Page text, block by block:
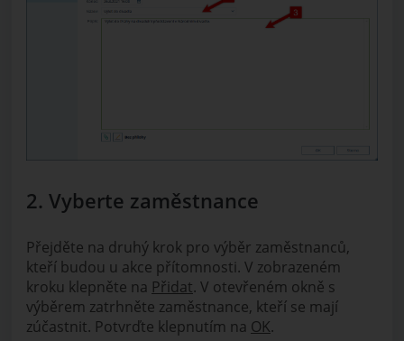
2. Vyberte zaměstnance
Přejděte na druhý krok pro výběr zaměstnanců,
kteří budou u akce přítomnosti. V zobrazeném
kroku klepněte na Přidat. V otevřeném okně s
výběrem zatrhněte zaměstnance, kteří se mají
zúčastnit. Potvrďte klepnutím na OK.